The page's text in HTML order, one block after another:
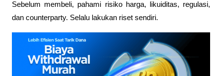
Sebelum membeli, pahami risiko harga, likuiditas, regulasi,
dan counterparty. Selalu lakukan riset sendiri.